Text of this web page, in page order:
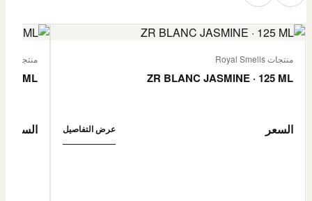
منتجات Royal Smells
ZR BLANC JASMINE · 125 ML
السعر عرض التفاصيل
منتجات Royal Smells
ML
السعر